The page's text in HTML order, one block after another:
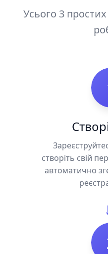
Усього 3
створіть свій
автоматично